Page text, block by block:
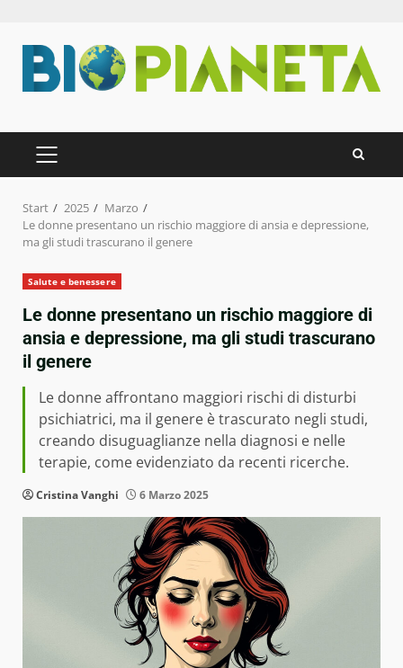
Inhalt
springen
PRIMÄRES
MENÜ
Start 2025
Marzo
Le donne presentano un rischio maggiore di ansia e depressione,
ma gli studi trascurano il genere
Salute e benessere
Le donne presentano un rischio maggiore di
ansia e depressione, ma gli studi trascurano
il genere
Le donne affrontano maggiori rischi di disturbi
psichiatrici, ma il genere è trascurato negli studi,
creando disuguaglianze nella diagnosi e nelle
terapie, come evidenziato da recenti ricerche.
Cristina Vanghi 6 Marzo 2025